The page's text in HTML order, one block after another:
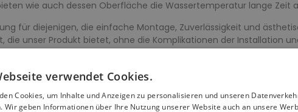
wie auch dessen Oberfläche die Wassertemperatur lange Zeit
für diejenigen, die einfache Montage, Zuverlässigkeit und
die unser Produkt bietet, ohne die Komplikationen der Installation
90x90, ist eine harmonische Lösung, die Ihrem Badezimmer
Element, sondern optimieren auch den Raum und
und leichte Reinigung gewährleistet.
verwendet Cookies.
Cookies, um Inhalte und Anzeigen zu personalisieren und unseren
Wir geben Informationen über Ihre Nutzung unserer Website auch an unsere